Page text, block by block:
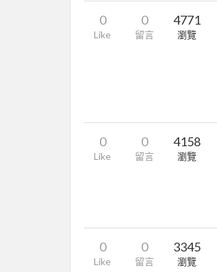
0
Like
0
留言
4771
瀏覽
0
Like
0
留言
4158
瀏覽
0
Like
0
留言
3345
瀏覽